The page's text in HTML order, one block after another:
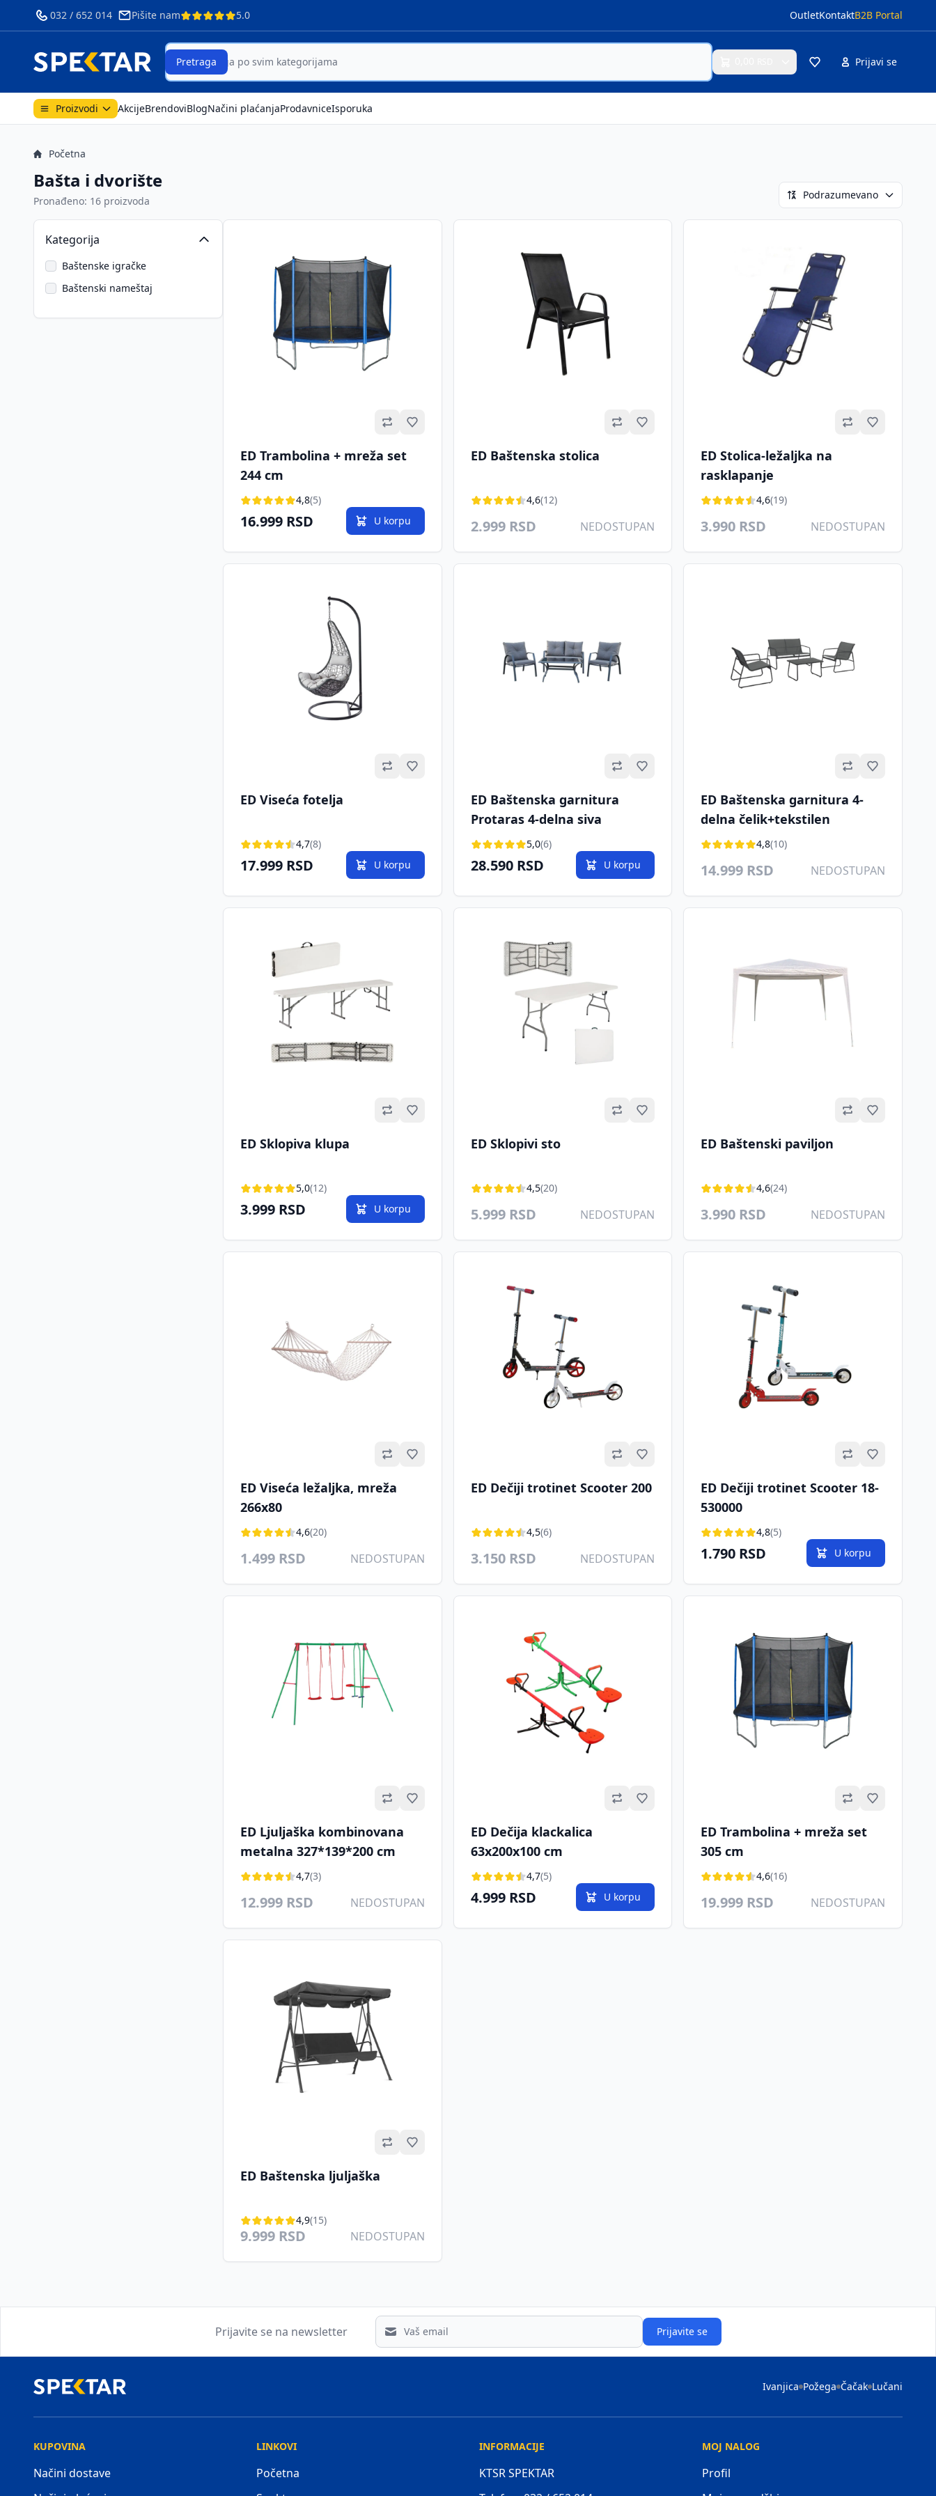
032 / 652 014 Pišite nam 5.0 OutletKontaktB2B Portal
Prijavi se
Search
Pretraga
Proizvodi AkcijeBrendoviBlogNačini plaćanjaProdavniceIsporuka
Početna
Bašta i dvorište
Pronađeno: 16 proizvoda Podrazumevano
Kategorija
Baštenske igračke
Baštenski nameštaj
Omiljeno
ED Trambolina + mreža set
244 cm
4,8(5)
16.999 RSD U korpu
Omiljeno
ED Baštenska stolica
4,6(12)
2.999 RSD NEDOSTUPAN
Omiljeno
ED Stolica-ležaljka na
rasklapanje
4,6(19)
3.990 RSD NEDOSTUPAN
Omiljeno
ED Viseća fotelja
4,7(8)
17.999 RSD U korpu
Omiljeno
ED Baštenska garnitura
Protaras 4-delna siva
5,0(6)
28.590 RSD U korpu
Omiljeno
ED Baštenska garnitura 4-
delna čelik+tekstilen
4,8(10)
14.999 RSD NEDOSTUPAN
Omiljeno
ED Sklopiva klupa
5,0(12)
3.999 RSD U korpu
Omiljeno
ED Sklopivi sto
4,5(20)
5.999 RSD NEDOSTUPAN
Omiljeno
ED Baštenski paviljon
4,6(24)
3.990 RSD NEDOSTUPAN
Omiljeno
ED Viseća ležaljka, mreža
266x80
4,6(20)
1.499 RSD NEDOSTUPAN
Omiljeno
ED Dečiji trotinet Scooter 200
4,5(6)
3.150 RSD NEDOSTUPAN
Omiljeno
ED Dečiji trotinet Scooter 18-
530000
4,8(5)
1.790 RSD U korpu
Omiljeno
ED Ljuljaška kombinovana
metalna 327*139*200 cm
4,7(3)
12.999 RSD NEDOSTUPAN
Omiljeno
ED Dečija klackalica
63x200x100 cm
4,7(5)
4.999 RSD U korpu
Omiljeno
ED Trambolina + mreža set
305 cm
4,6(16)
19.999 RSD NEDOSTUPAN
Omiljeno
ED Baštenska ljuljaška
4,9(15)
9.999 RSD NEDOSTUPAN
Prijavite se na newsletter
Email address
Prijavite se
Ivanjica Požega Čačak Lučani
KUPOVINA
Načini dostave
LINKOVI
Početna
INFORMACIJE
KTSR SPEKTAR
MOJ NALOG
Profil